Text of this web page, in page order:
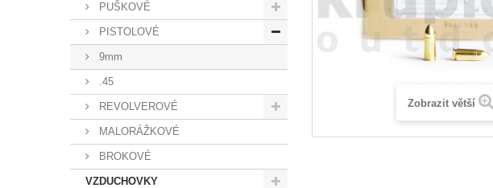
PUŠKOVÉ
PISTOLOVÉ
9mm
.45
REVOLVEROVÉ
MALORÁŽKOVÉ
BROKOVÉ
VZDUCHOVKY
Zobrazit větší